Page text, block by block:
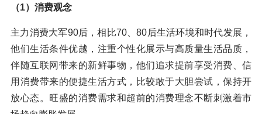
（1）消费观念
主力消费大军90后，相比70、80后生活环境和时代发展，
他们生活条件优越，注重个性化展示与高质量生活品质，
伴随互联网带来的新鲜事物，他们追求提前享受消费、信
用消费带来的便捷生活方式，比较敢于大胆尝试，保持开
放心态。旺盛的消费需求和超前的消费理念不断刺激着市